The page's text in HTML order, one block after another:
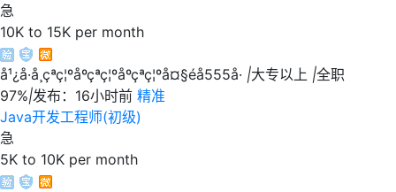
急
10K to 15K per month
å¹¿å·å¸çªç¦ºåºçªç¦ºåºçªç¦ºå¤§éå555å· |大专以上 |全职
97%|发布：16小时前 精准
Java开发工程师(初级)
急
5K to 10K per month